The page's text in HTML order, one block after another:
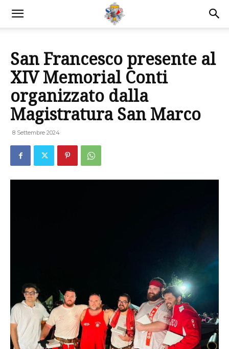
San Francesco presente al
XIV Memorial Conti
organizzato dalla
Magistratura San Marco
8 Settembre 2024